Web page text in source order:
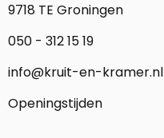
9718 TE Groningen
050 - 312 15 19
info@kruit-en-kramer.nl
Openingstijden